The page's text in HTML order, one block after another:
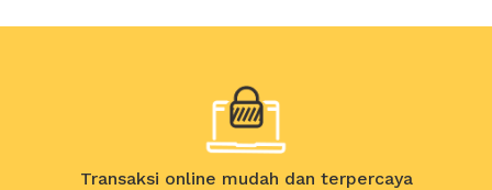
Transaksi online mudah dan terpercaya